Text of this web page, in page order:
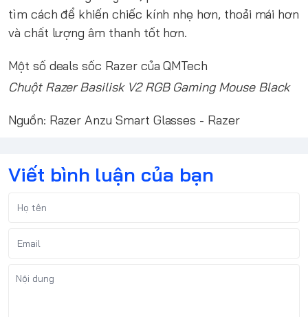
tìm cách để khiến chiếc kính nhẹ hơn, thoải mái hơn
và chất lượng âm thanh tốt hơn.
Một số deals sốc Razer của QMTech
Chuột Razer Basilisk V2 RGB Gaming Mouse Black
Nguồn: Razer Anzu Smart Glasses - Razer
Viết bình luận của bạn